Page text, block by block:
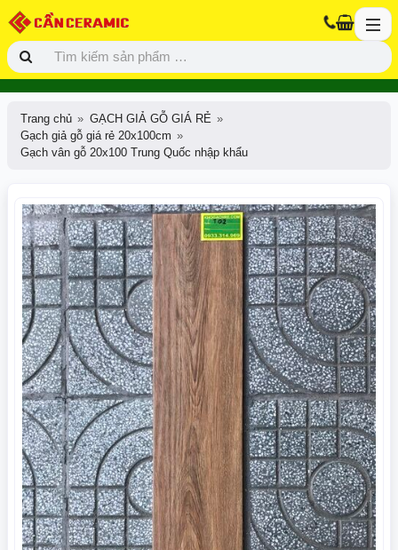
Trang chủ
GẠCH GIẢ GỖ GIÁ RẺ
Gạch giả gỗ giá rẻ 20x100cm
Gạch vân gỗ 20x100 Trung Quốc nhập khẩu